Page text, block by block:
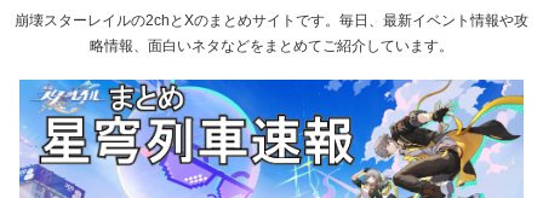
崩壊スターレイルの2chとXのまとめサイトです。毎日、最新イベント情報や攻
略情報、面白いネタなどをまとめてご紹介しています。